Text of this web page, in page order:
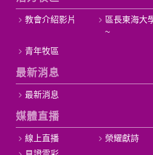
教會介紹影片
區長東海大
~
青年牧區
最新消息
最新消息
媒體直播
線上直播 榮耀獻詩